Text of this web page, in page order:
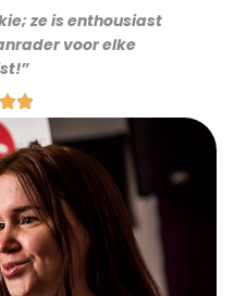
ze is enthousiast
voor elke